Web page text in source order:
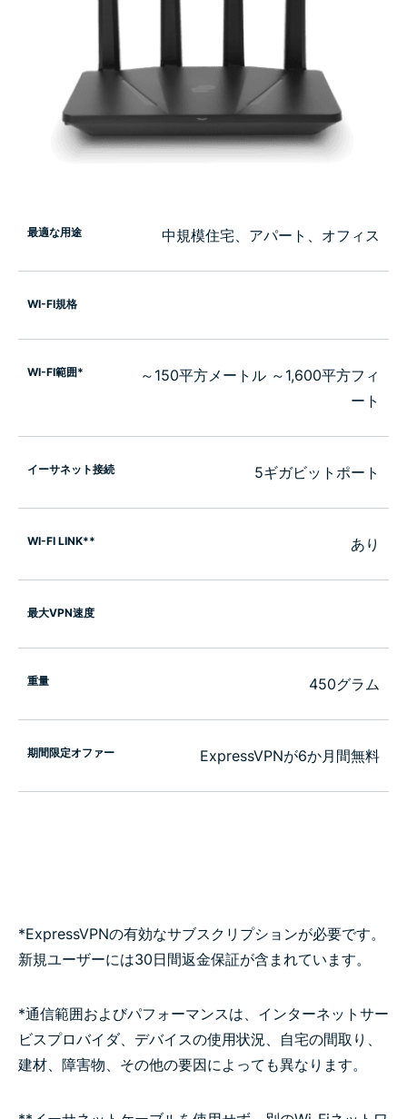
最適な用途 中規模住宅、アパート、オフィス
WI-FI規格
WI-FI範囲*
～150平方メートル ～1,600平方フィ
ート
イーサネット接続 5ギガビットポート
WI-FI LINK** あり
最大VPN速度
重量 450グラム
期間限定オファー ExpressVPNが6か月間無料
*ExpressVPNの有効なサブスクリプションが必要です。
新規ユーザーには30日間返金保証が含まれています。
*通信範囲およびパフォーマンスは、インターネットサー
ビスプロバイダ、デバイスの使用状況、自宅の間取り、
建材、障害物、その他の要因によっても異なります。